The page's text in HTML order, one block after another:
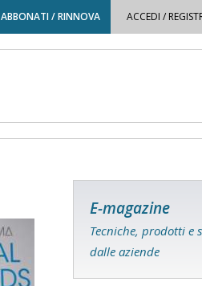
ABBONATI / RINNOVA ACCEDI /
E-magazine
Tecniche, prodotti e
dalle aziende